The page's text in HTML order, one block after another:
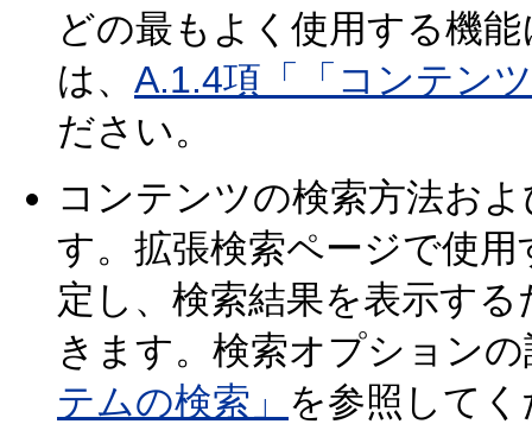
どの最もよく使用する機
は、 A.1.4項「「コンテン
ださい。
コンテンツの検索方法お
す。拡張検索ページで使
定し、検索結果を表示す
きます。検索オプション
テムの検索」 を参照して